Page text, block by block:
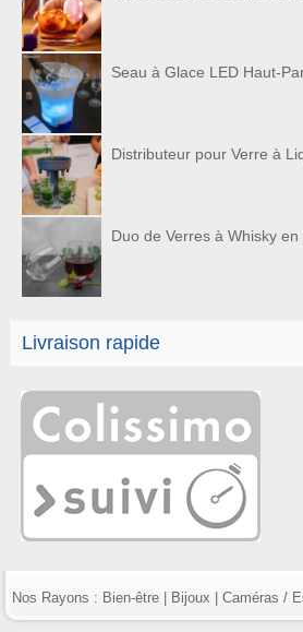
Seau à Glace LED Haut-
Distributeur pour Verre à
Duo de Verres à Whisky
Livraison rapide
Nos Rayons : Bien-être| Bijoux Caméras /